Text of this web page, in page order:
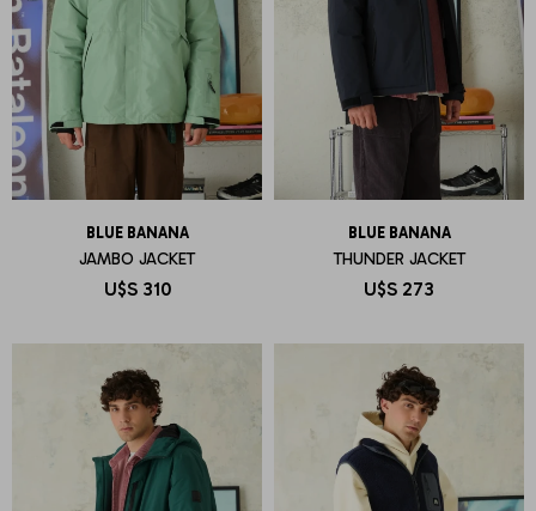
BLUE BANANA
JAMBO JACKET
U$S 310
BLUE BANANA
THUNDER JACKET
U$S 273